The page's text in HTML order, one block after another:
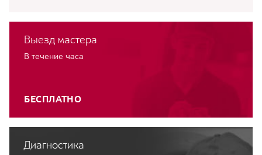
Выезд мастера
В течение часа
БЕСПЛАТНО
Диагностика